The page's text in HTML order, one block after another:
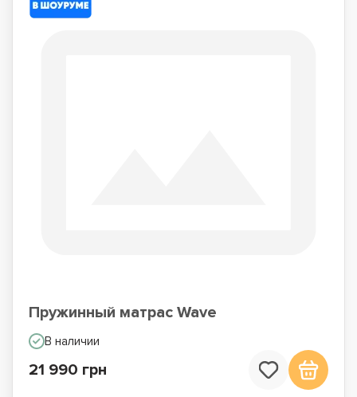
Пружинный матрас Wave
В наличии
21 990 грн